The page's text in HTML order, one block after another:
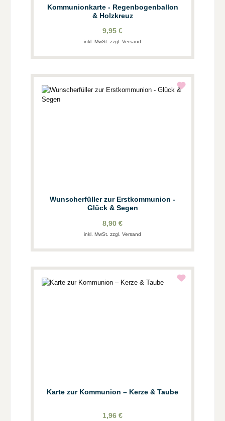
Kommunionkarte - Regenbogenballon
& Holzkreuz
9,95 €
inkl. MwSt. zzgl. Versand
Wunscherfüller zur Erstkommunion -
Glück & Segen
8,90 €
inkl. MwSt. zzgl. Versand
Karte zur Kommunion – Kerze & Taube
1,96 €